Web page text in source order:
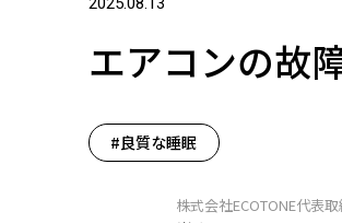
エアコンの故
#良質な睡眠
株式会社ECOTONE代表